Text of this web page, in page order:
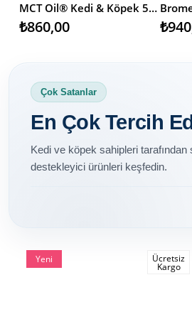
MCT Oil® Kedi & Köpek 50ml MCT yağı desteği
₺860,00
Çok Satanlar
En Çok Tercih
Kedi ve köpek sahipleri tarafından
destekleyici ürünleri keşfedin.
Yeni
Ücretsiz
Kargo